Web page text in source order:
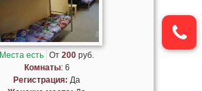
Места есть От200 руб.
Комнаты: 6
Регистрация: Да